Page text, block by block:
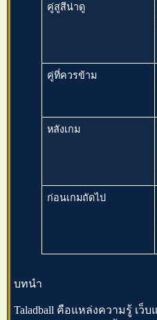
คู่สูสีน่าดู
คู่ที่ควรข้าม
หลังเกม
ก่อนเกมถัดไป
บทนำ
Taladball คือแหล่งความรู้ เ